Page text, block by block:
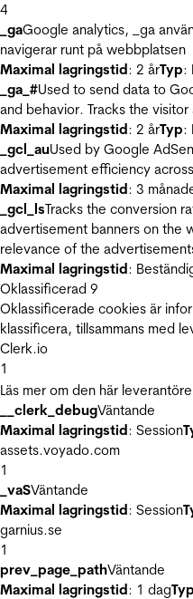
4
_gaGoogle analytics, _ga
navigerar runt på webbplatsen
Maximal lagringstid: 2 årTyp:
_ga_#Used to send data to
and behavior. Tracks the
Maximal lagringstid: 2 årTyp:
_gcl_auUsed by Google
advertisement efficiency
Maximal lagringstid: 3
_gcl_lsTracks the conversion
advertisement banners on the
relevance of the
Maximal lagringstid:
Oklassificerad 9
Oklassificerade cookies är
klassificera, tillsammans med
Clerk.io
1
Läs mer om den här
__clerk_debugVäntande
Maximal lagringstid: Session
assets.voyado.com
1
_vaSVäntande
Maximal lagringstid: Session
garnius.se
1
prev_page_pathVäntande
Maximal lagringstid: 1 dagTyp